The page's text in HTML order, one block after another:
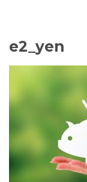
e2_yen